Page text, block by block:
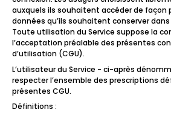
auxquels ils souhaitent accéder de façon
données qu’ils souhaitent conserver
Toute utilisation du Service suppose la
l’acceptation préalable des présentes
d’utilisation (CGU).
L’utilisateur du Service - ci-après
respecter l’ensemble des prescriptions
présentes CGU.
Définitions :